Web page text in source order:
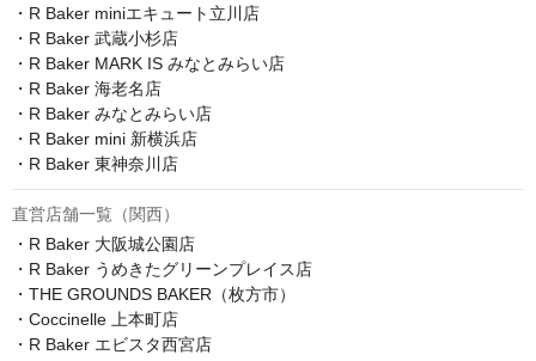
・R Baker miniエキュート立川店
・R Baker 武蔵小杉店
・R Baker MARK IS みなとみらい店
・R Baker 海老名店
・R Baker みなとみらい店
・R Baker mini 新横浜店
・R Baker 東神奈川店
直営店舗一覧（関西）
・R Baker 大阪城公園店
・R Baker うめきたグリーンプレイス店
・THE GROUNDS BAKER（枚方市）
・Coccinelle 上本町店
・R Baker エビスタ西宮店